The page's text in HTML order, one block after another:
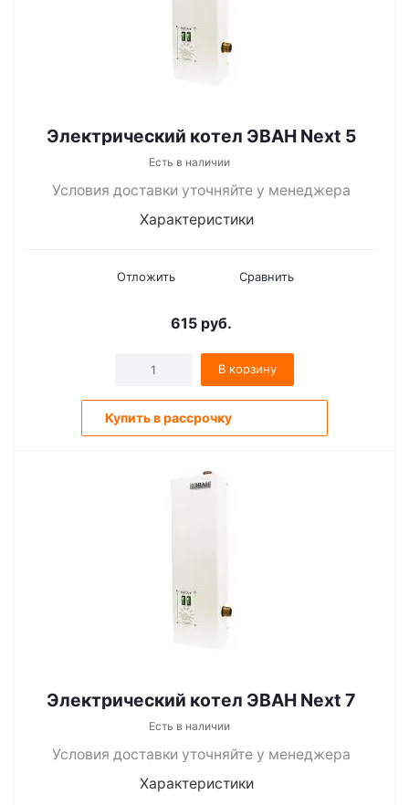
Электрический котел ЭВАН Next 5
Есть в наличии
Условия доставки уточняйте у менеджера
Характеристики
Отложить Сравнить
615 руб.
В корзину
Купить в рассрочку
Электрический котел ЭВАН Next 7
Есть в наличии
Условия доставки уточняйте у менеджера
Характеристики